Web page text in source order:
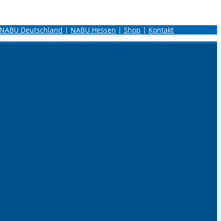
NABU Deutschland | NABU Hessen | Shop | Kontakt